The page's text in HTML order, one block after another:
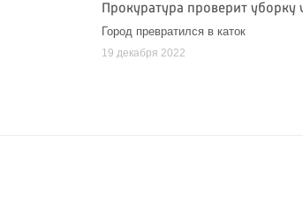
Прокуратура проверит уборку
Город превратился в каток
19 декабря 2022